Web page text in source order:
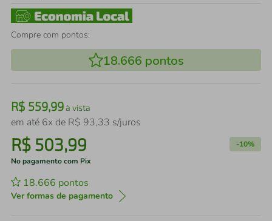
Compre com pontos:
18.666 pontos
R$ 559,99à vista
em até 6x de R$ 93,33 s/juros
R$ 503,99 -10%
No pagamento com Pix
18.666 pontos
Ver formas de pagamento